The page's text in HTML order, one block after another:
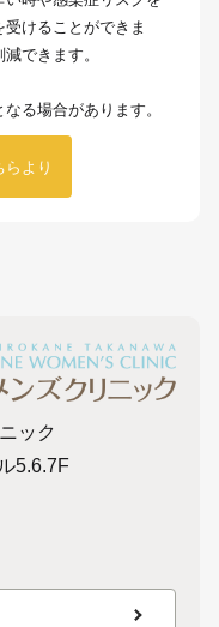
けることができま
できます。
る場合があります。
より
ック
5.6.7F